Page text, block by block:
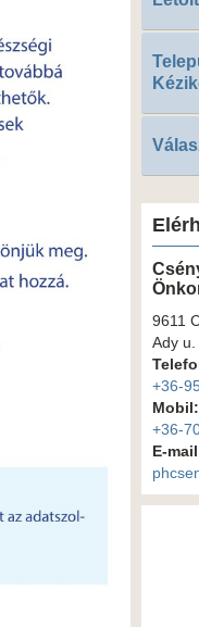
9611
Ady u.
+36-
Mobil:
+36-
E-